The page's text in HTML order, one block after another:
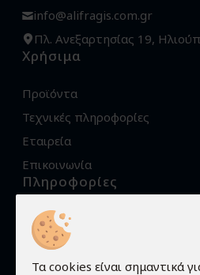
info@alifragis.com.gr
Πλ. Ανεξαρτησίας 19,
Χρήσιμα
Προϊόντα
Τεχνικές πληροφορίες
Εταιρεία
Επικοινωνία
Πληροφορίες
Όροι χρήσης
Προστασία προσωπικών
Πολιτική Cookies
Τα cookies είναι σημαντικά